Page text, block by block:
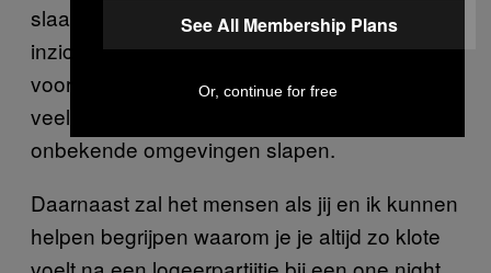
slaapstoornissen.” Dit soort onderzoek zou
inzichten kunnen opleveren die nuttig zijn
voor bijvoorbeeld het leger, waar soldaten
veel rondreizen en dus vaak in voor hen
onbekende omgevingen slapen.
Daarnaast zal het mensen als jij en ik kunnen
helpen begrijpen waarom je je altijd zo klote
See All Membership Plans
Or, continue for free